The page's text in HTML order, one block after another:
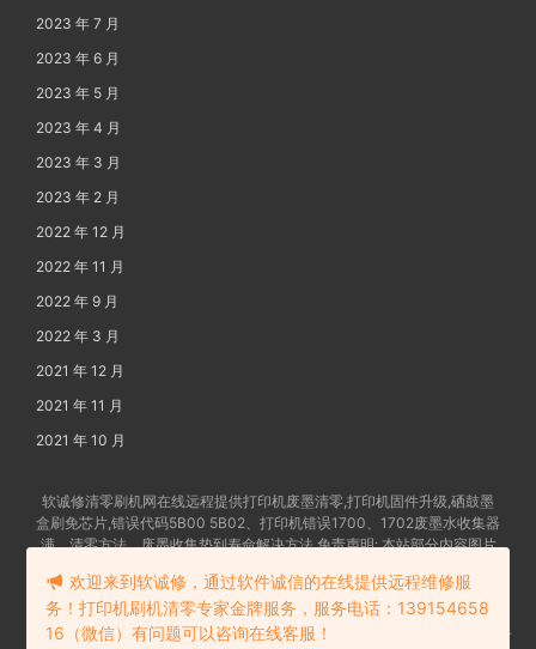
2023 年 7 月
2023 年 6 月
2023 年 5 月
2023 年 4 月
2023 年 3 月
2023 年 2 月
2022 年 12 月
2022 年 11 月
2022 年 9 月
2022 年 3 月
2021 年 12 月
2021 年 11 月
2021 年 10 月
软诚修清零刷机网在线远程提供打印机废墨清零,打印机固件升级,硒鼓墨
盒刷免芯片,错误代码5B00 5B02、打印机错误1700、1702废墨水收集器
满、清零方法、废墨收集垫到寿命解决方法 免责声明: 本站部分内容图片
4号-18
苏公网安备32058302006114号
欢迎来到软诚修，通过软件诚信的在线提供远程维修服
务！打印机刷机清零专家金牌服务，服务电话：139154658
16（微信）有问题可以咨询在线客服！